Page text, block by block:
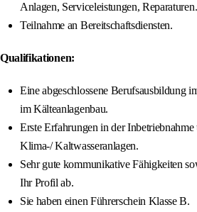
Anlagen, Serviceleistungen, Reparaturen.
Teilnahme an Bereitschaftsdiensten.
Qualifikationen:
Eine abgeschlossene Berufsausbildung
im Kälteanlagenbau.
Erste Erfahrungen in der
Klima-/ Kaltwasseranlagen.
Sehr gute kommunikative Fähigkeiten
Ihr Profil ab.
Sie haben einen Führerschein Klasse B.